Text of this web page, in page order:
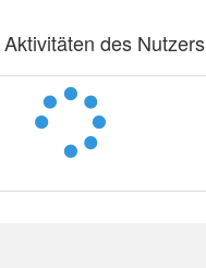
des Nutzers